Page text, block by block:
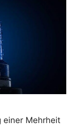
einer Mehrheit